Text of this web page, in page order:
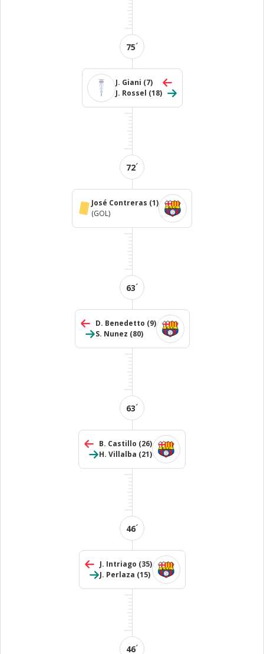
75´
J. Giani (7)
J. Rossel (18)
72´
José Contreras (1)
(GOL)
63´
D. Benedetto (9)
S. Nunez (80)
63´
B. Castillo (26)
H. Villalba (21)
46´
J. Intriago (35)
J. Perlaza (15)
46´